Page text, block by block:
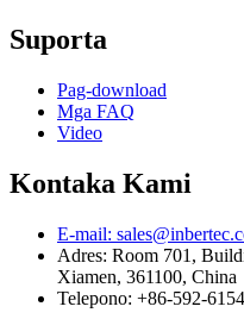
Suporta
Pag-download
Mga FAQ
Video
Kontaka Kami
E-mail:
Adres: Room 701,
Xiamen, 361100, China
Telepono: +86-592-